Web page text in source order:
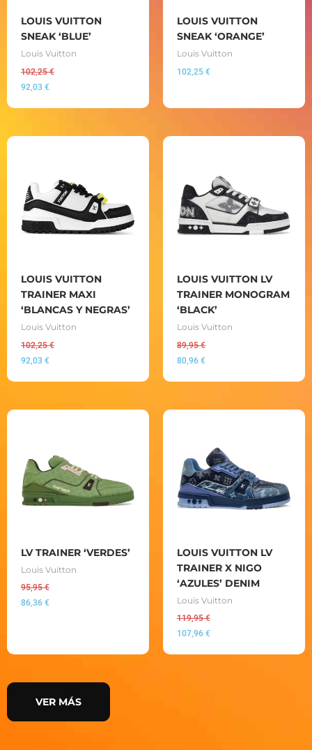
LOUIS VUITTON
SNEAK ‘BLUE’
Louis Vuitton
102,25€
92,03 €
LOUIS VUITTON
SNEAK ‘ORANGE’
Louis Vuitton
102,25 €
LOUIS VUITTON
TRAINER MAXI
‘BLANCAS Y NEGRAS’
Louis Vuitton
102,25€
92,03 €
LOUIS VUITTON LV
TRAINER MONOGRAM
‘BLACK’
Louis Vuitton
89,95€
80,96 €
LV TRAINER ‘VERDES’
Louis Vuitton
95,95€
86,36 €
LOUIS VUITTON LV
TRAINER X NIGO
‘AZULES’ DENIM
Louis Vuitton
119,95€
107,96 €
VER MÁS